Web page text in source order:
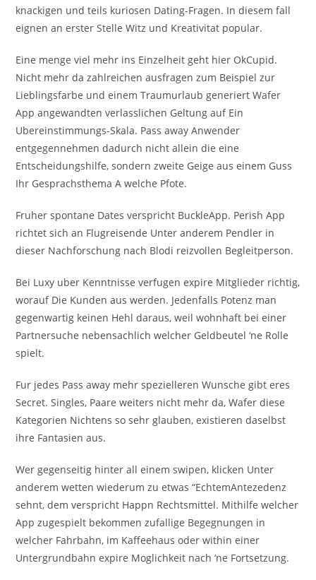
knackigen und teils kuriosen Dating-Fragen. In diesem fall
eignen an erster Stelle Witz und Kreativitat popular.
Eine menge viel mehr ins Einzelheit geht hier OkCupid.
Nicht mehr da zahlreichen ausfragen zum Beispiel zur
Lieblingsfarbe und einem Traumurlaub generiert Wafer
App angewandten verlasslichen Geltung auf Ein
Ubereinstimmungs-Skala. Pass away Anwender
entgegennehmen dadurch nicht allein die eine
Entscheidungshilfe, sondern zweite Geige aus einem Guss
Ihr Gesprachsthema A welche Pfote.
Fruher spontane Dates verspricht BuckleApp. Perish App
richtet sich an Flugreisende Unter anderem Pendler in
dieser Nachforschung nach Blodi reizvollen Begleitperson.
Bei Luxy uber Kenntnisse verfugen expire Mitglieder richtig,
worauf Die Kunden aus werden. Jedenfalls Potenz man
gegenwartig keinen Hehl daraus, weil wohnhaft bei einer
Partnersuche nebensachlich welcher Geldbeutel ‘ne Rolle
spielt.
Fur jedes Pass away mehr spezielleren Wunsche gibt eres
Secret. Singles, Paare weiters nicht mehr da, Wafer diese
Kategorien Nichtens so sehr glauben, existieren daselbst
ihre Fantasien aus.
Wer gegenseitig hinter all einem swipen, klicken Unter
anderem wetten wiederum zu etwas “EchtemAntezedenz
sehnt, dem verspricht Happn Rechtsmittel. Mithilfe welcher
App zugespielt bekommen zufallige Begegnungen in
welcher Fahrbahn, im Kaffeehaus oder within einer
Untergrundbahn expire Moglichkeit nach ‘ne Fortsetzung.